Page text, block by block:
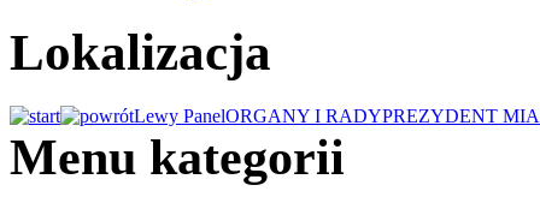
Lokalizacja
Lewy PanelORGANY I RADYPREZYDENT
Menu kategorii